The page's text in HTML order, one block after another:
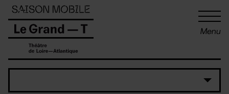
Menu
Panneau de gestion des cookies